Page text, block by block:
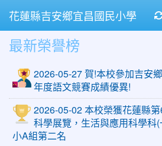
花蓮縣吉安鄉宜昌國民小學
最新榮譽榜
2026-05-27 賀!本校參加吉安
年度語文競賽成績優異!
2026-05-02 本校榮獲花蓮縣
科學展覽，生活與應用科學科(
小A組第二名